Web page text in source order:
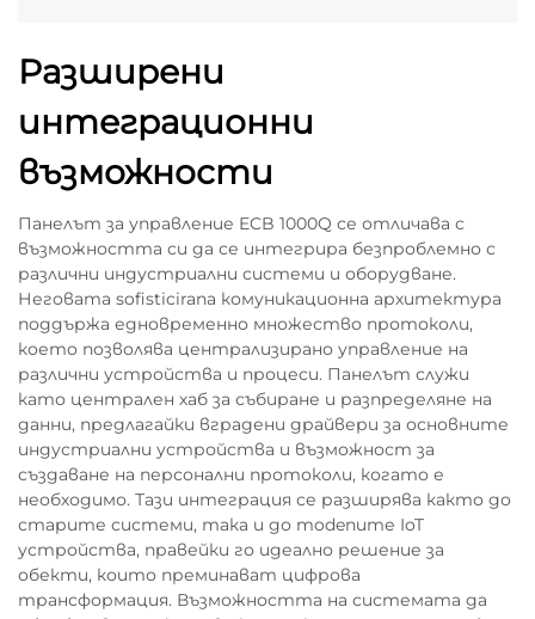
Разширени
интеграционни
възможности
Панелът за управление ECB 1000Q се отличава с
възможността си да се интегрира безпроблемно с
различни индустриални системи и оборудване.
Неговата sofisticirana комуникационна архитектура
поддържа едновременно множество протоколи,
което позволява централизирано управление на
различни устройства и процеси. Панелът служи
като централен хаб за събиране и разпределяне на
данни, предлагайки вградени драйвери за основните
индустриални устройства и възможност за
създаване на персонални протоколи, когато е
необходимо. Тази интеграция се разширява както до
старите системи, така и до modenите IoT
устройства, правейки го идеално решение за
обекти, които преминават цифрова
трансформация. Възможността на системата да